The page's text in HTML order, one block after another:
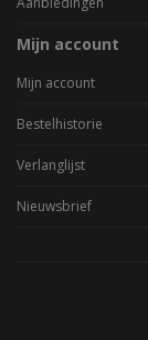
Mijn account
Mijn account
Bestelhistorie
Verlanglijst
Nieuwsbrief